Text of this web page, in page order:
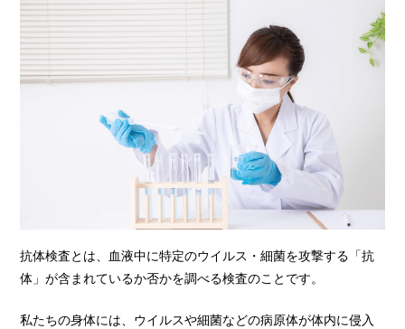
抗体検査とは、血液中に特定のウイルス・細菌を攻撃する「抗
体」が含まれているか否かを調べる検査のことです。
私たちの身体には、ウイルスや細菌などの病原体が体内に侵入